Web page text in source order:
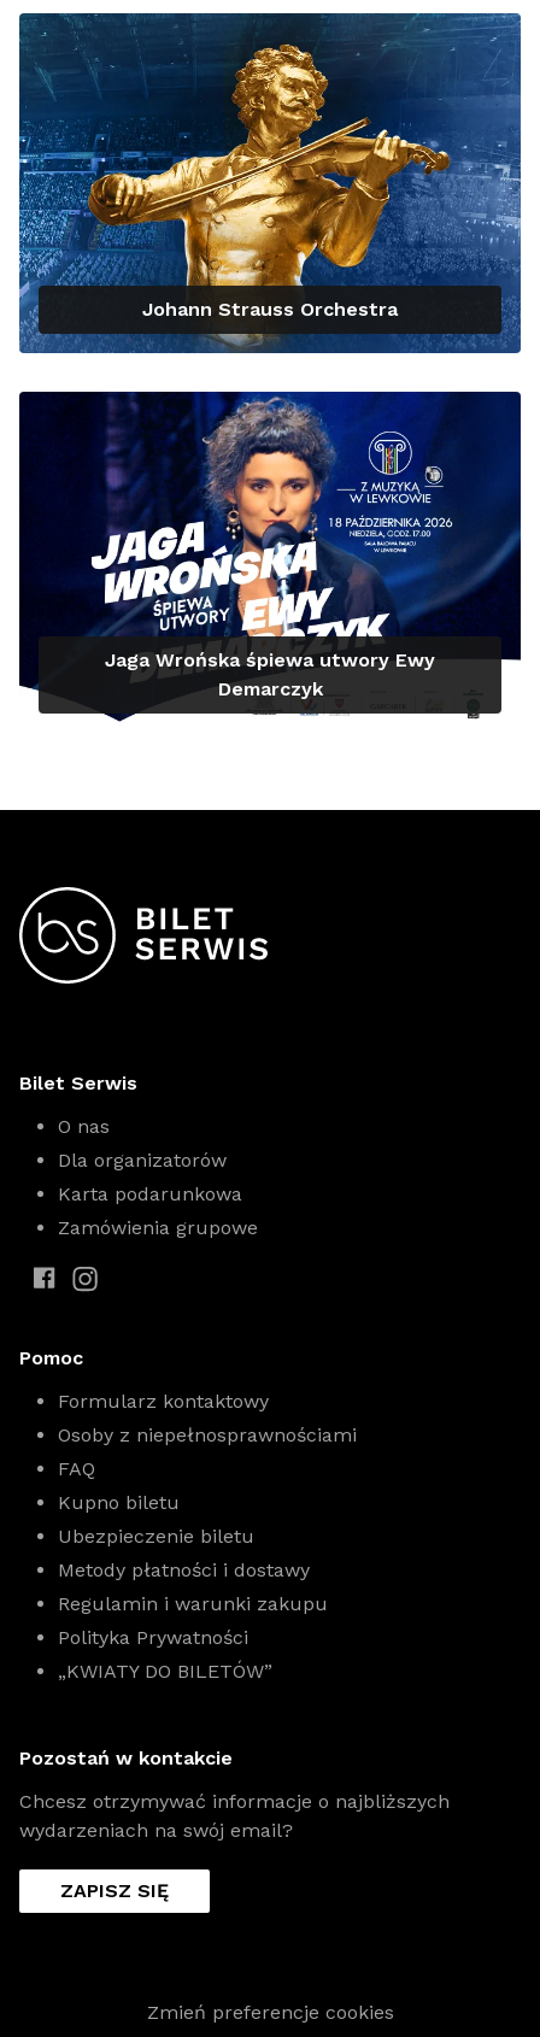
Johann Strauss Orchestra
Jaga Wrońska śpiewa utwory Ewy
Demarczyk
Bilet Serwis
O nas
Dla organizatorów
Karta podarunkowa
Zamówienia grupowe
Pomoc
Formularz kontaktowy
Osoby z niepełnosprawnościami
FAQ
Kupno biletu
Ubezpieczenie biletu
Metody płatności i dostawy
Regulamin i warunki zakupu
Polityka Prywatności
„KWIATY DO BILETÓW”
Pozostań w kontakcie
Chcesz otrzymywać informacje o najbliższych
wydarzeniach na swój email?
ZAPISZ SIĘ
Zmień preferencje cookies